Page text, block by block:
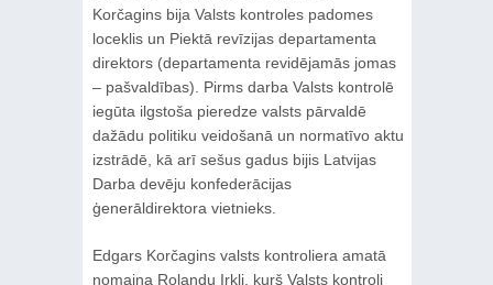
Korčagins bija Valsts kontroles padomes
loceklis un Piektā revīzijas departamenta
direktors (departamenta revidējamās jomas
– pašvaldības). Pirms darba Valsts kontrolē
iegūta ilgstoša pieredze valsts pārvaldē
dažādu politiku veidošanā un normatīvo aktu
izstrādē, kā arī sešus gadus bijis Latvijas
Darba devēju konfederācijas
ģenerāldirektora vietnieks.
Edgars Korčagins valsts kontroliera amatā
nomaina Rolandu Irkli, kurš Valsts kontroli